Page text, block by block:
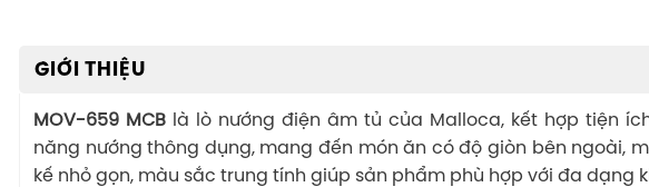
GIỚI THIỆU
MOV-659 MCBlà lò nướng điện âm tủ của Malloca, kết hợp tiện
năng nướng thông dụng, mang đến món ăn có độ giòn bên ngoài,
kế nhỏ gọn, màu sắc trung tính giúp sản phẩm phù hợp với đa dạng